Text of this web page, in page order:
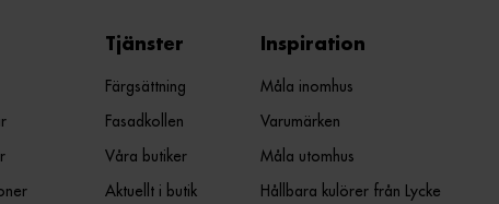
Tjänster
Färgsättning
Fasadkollen
Våra butiker
Aktuellt i butik
Inspiration
Måla inomhus
Varumärken
Måla utomhus
Hållbara kulörer från Lycke